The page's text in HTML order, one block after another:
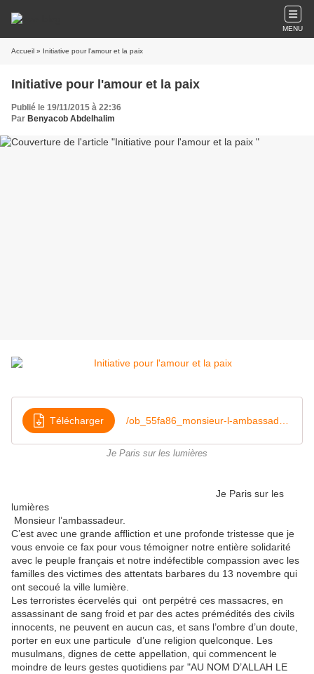
MENU
Accueil » Initiative pour l'amour et la paix
Initiative pour l'amour et la paix
Publié le 19/11/2015 à 22:36
Par Benyacob Abdelhalim
Télécharger
Je Paris sur les lumières
Je Paris sur les
lumières
Monsieur l’ambassadeur.
C’est avec une grande affliction et une profonde tristesse que je
vous envoie ce fax pour vous témoigner notre entière solidarité
avec le peuple français et notre indéfectible compassion avec les
familles des victimes des attentats barbares du 13 novembre qui
ont secoué la ville lumière.
Les terroristes écervelés qui ont perpétré ces massacres, en
assassinant de sang froid et par des actes prémédités des civils
innocents, ne peuvent en aucun cas, et sans l’ombre d’un doute,
porter en eux une particule d’une religion quelconque. Les
musulmans, dignes de cette appellation, qui commencent le
moindre de leurs gestes quotidiens par "AU NOM D’ALLAH LE